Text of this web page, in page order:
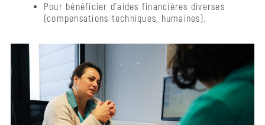
Pour bénéficier d’aides financières diverses
(compensations techniques, humaines).